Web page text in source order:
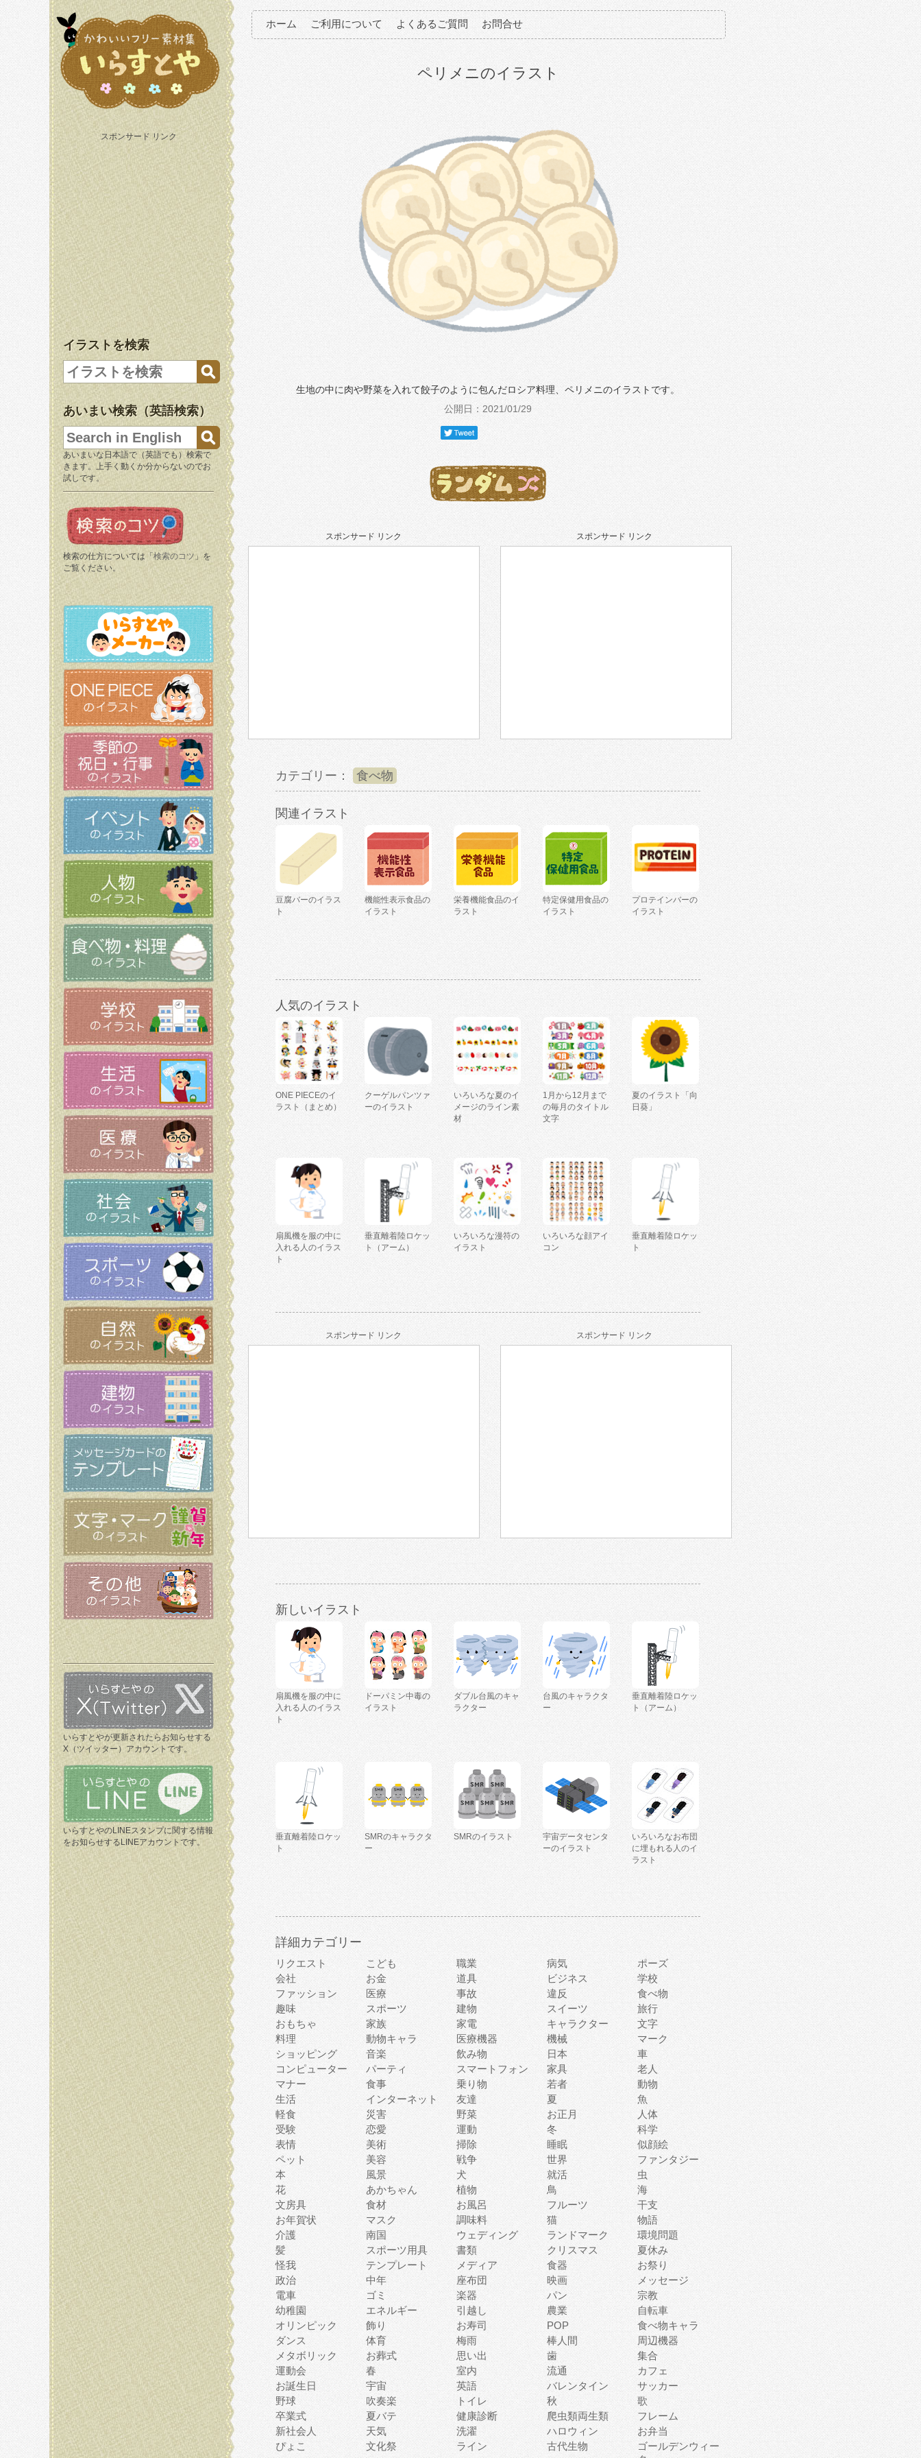
スポンサード リンク
イラストを検索
あいまい検索（英語検索）
あいまいな日本語で（英語でも）検索で
きます。上手く動くか分からないのでお
試しです。
検索の仕方については「 検索のコツ 」を
ご覧ください。
いらすとやが更新されたらお知らせする
X（ツイッター）アカウントです。
いらすとやのLINEスタンプに関する情報
をお知らせするLINEアカウントです。
ホーム ご利用について よくあるご質問 お問合せ
ペリメニのイラスト
生地の中に肉や野菜を入れて餃子のように包んだロシア料理、ペリメニのイラストです。
公開日：2021/01/29
スポンサード リンク スポンサード リンク
カテゴリー： 食べ物
関連イラスト
豆腐バーのイラス
ト
機能性表示食品の
イラスト
栄養機能食品のイ
ラスト
特定保健用食品の
イラスト
プロテインバーの
イラスト
人気のイラスト
ONE PIECEのイ
ラスト（まとめ）
クーゲルパンツァ
ーのイラスト
いろいろな夏のイ
メージのライン素
材
1月から12月まで
の毎月のタイトル
文字
夏のイラスト「向
日葵」
扇風機を服の中に
入れる人のイラス
ト
垂直離着陸ロケッ
ト（アーム）
いろいろな漫符の
イラスト
いろいろな顔アイ
コン
垂直離着陸ロケッ
ト
スポンサード リンク スポンサード リンク
新しいイラスト
扇風機を服の中に
入れる人のイラス
ト
ドーパミン中毒の
イラスト
ダブル台風のキャ
ラクター
台風のキャラクタ
ー
垂直離着陸ロケッ
ト（アーム）
垂直離着陸ロケッ
ト
SMRのキャラクタ
ー
SMRのイラスト
宇宙データセンタ
ーのイラスト
いろいろなお布団
に埋もれる人のイ
ラスト
詳細カテゴリー
リクエスト こども 職業 病気
ポーズ
会社
お金 道具 ビジネス
学校
ファッション
医療 事故 違反
食べ物
趣味
スポーツ 建物 スイーツ
旅行
おもちゃ
家族 家電 キャラクター
文字
料理
動物キャラ 医療機器 機械
マーク
ショッピング
音楽 飲み物 日本
車
コンピューター
パーティ スマートフォン 家具
老人
マナー
食事 乗り物 若者
動物
生活
インターネット 友達 夏
魚
軽食
災害 野菜 お正月
人体
受験
恋愛 運動 冬
科学
表情
美術 掃除 睡眠
似顔絵
ペット
美容 戦争 世界
ファンタジー
本
風景 犬 就活
虫
花
あかちゃん 植物 鳥
海
文房具
食材 お風呂 フルーツ
干支
お年賀状
マスク 調味料 猫
物語
介護
南国 ウェディング ランドマーク
環境問題
髪
スポーツ用具 書類 クリスマス
夏休み
怪我
テンプレート メディア 食器
お祭り
政治
中年 座布団 映画
メッセージ
電車
ゴミ 楽器 パン
宗教
幼稚園
エネルギー 引越し 農業
自転車
オリンピック
飾り お寿司 POP
食べ物キャラ
ダンス
体育 梅雨 棒人間
周辺機器
メタボリック
お葬式 思い出 歯
集合
運動会
春 室内 流通
カフェ
お誕生日
宇宙 英語 バレンタイン
サッカー
野球
吹奏楽 トイレ 秋
歌
卒業式
夏バテ 健康診断 爬虫類両生類
フレーム
新社会人
天気 洗濯 ハロウィン
お弁当
ぴょこ
文化祭 ライン 古代生物
ゴールデンウィー